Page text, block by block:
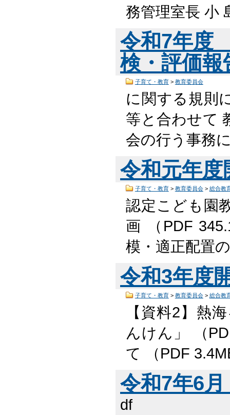
務管理室長 小
令和7年度
検・評価
子育て・教育> 教育委員会
に関する規則
等と合わせて
会の行う事務
令和元年
子育て・教育> 教育委員会> 総合教
認定こども園
画 （PDF
模・適正配置
令和3年度
子育て・教育> 教育委員会> 総合教
【資料2】熱
んけん」 （
て （PDF
令和7年6
df